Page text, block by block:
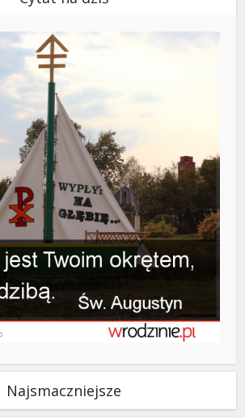
Najsmaczniejsze